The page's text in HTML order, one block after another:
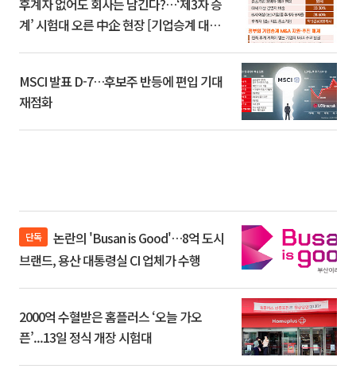
계’ 시험대 오른 中企 현장 [기업승계 대전
MSCI 발표 D-7…후보주 반등에 편입 기대
재점화
단독
브랜드, 용산 대통령실 CI 업체가 수행
2000억 수혈받은 홈플러스 ‘오늘 가오
픈’...13일 정식 개장 시험대